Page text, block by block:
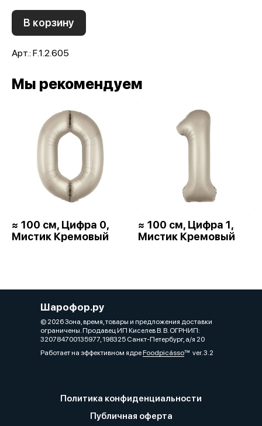
В корзину
Арт.: F.1.2.605
Мы рекомендуем
≈ 100 см, Цифра 0,
Мистик Кремовый
≈ 100 см, Цифра 1,
Мистик Кремовый
Шарофор.ру
© 2026 Зона, время, товары и предложения доставки
ограничены. Продавец ИП Киселев В. В. ОГРНИП:
320784700135977, 198325 Санкт-Петербург, а/я 20
Работает на эффективном ядреFoodpicássover. 3.2
Политика конфиденциальности
Публичная оферта